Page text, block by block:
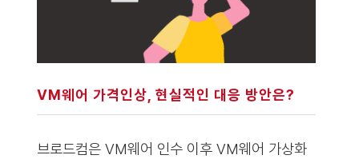
VM웨어 가격인상, 현실적인 대응 방안은?
브로드컴은 VM웨어 인수 이후 VM웨어 가상화